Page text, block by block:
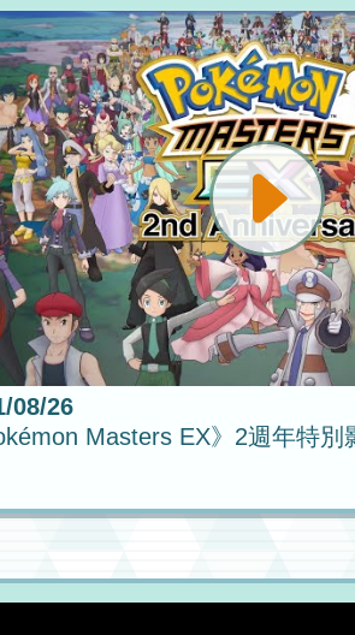
08/26
Masters EX》2週年特別